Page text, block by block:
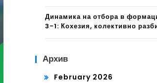
Динамика на отбора в
3-1: Кохезия, колективно
Архив
February 2026